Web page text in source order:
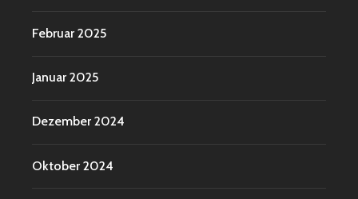
Februar 2025
Januar 2025
Dezember 2024
Oktober 2024